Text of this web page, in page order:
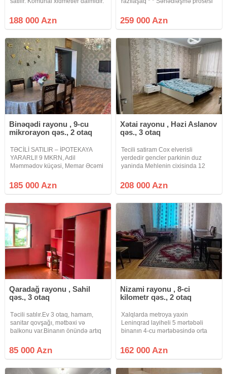
hem yuk lifti hem sernisin lifti var.
Binanin qarsisinda 276 nomreli
188 000 Azn
aparılır * * Binanın tipi : köhnə tikili
* Otaq Sayı : 3 otaqlı * Mərtəbə :
259 000 Azn
Binəqədi rayonu , 9-cu
mikrorayon qəs., 2 otaq
TƏCİLİ SATILIR – İPOTEKAYA
YARARLI! 9 MKRN, Adil
Məmmədov küçəsi, Memar Əcəmi
layihəli binada Qanuni 2 otaqlı
mənzil satılır Mərtəbə: 9/7 – LİFTLİ
185 000 Azn
Xətai rayonu , Həzi Aslanov
qəs., 3 otaq
Tecili satiram Cox elverisli
yerdedir gencler parkinin duz
yaninda Mehlenin cixisinda 12
aslanov metrosuna ayaqnan 7 8
deyqe Raboci prospekte 3 4
208 000 Azn
Qaradağ rayonu , Sahil
qəs., 3 otaq
Təcili satılır.Ev 3 otaq, hamam,
sanitar qovşağı, mətbəxi və
balkonu var.Binanın önündə artıq
var.Dənizə çox yaxın məsafədə
yerləşir.Qarşısında avtobus
85 000 Azn
Nizami rayonu , 8-ci
kilometr qəs., 2 otaq
Xalqlarda metroya yaxin
Leninqrad layiheli 5 mərtəbəli
binanın 4-cu mərtəbəsində orta
satılır.İstilik sistemi mərkəzidir.
162 000 Azn